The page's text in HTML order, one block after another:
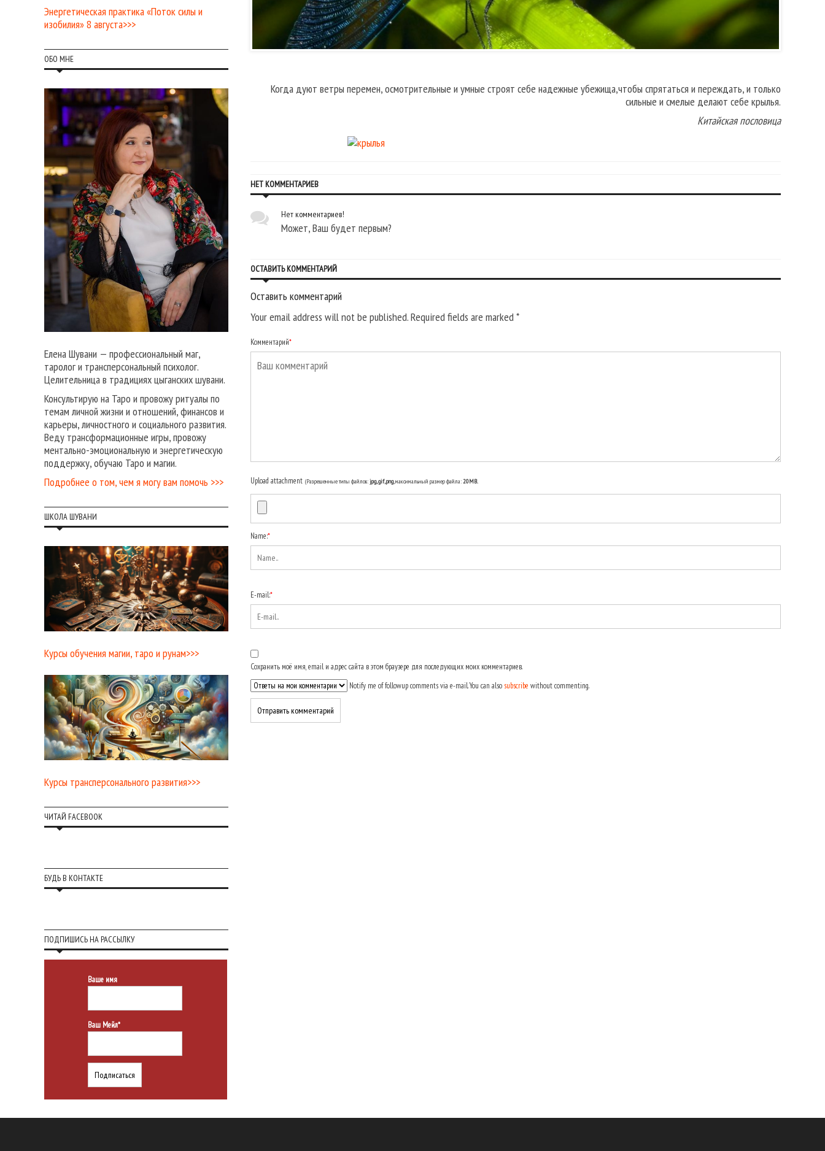
Когда дуют ветры перемен, осмотрительные и умные строят себе надежные убежища,чтобы спрятаться и переждать, и только
сильные и смелые делают себе крылья.
Китайская пословица
НЕТ КОММЕНТАРИЕВ
Нет комментариев!
Может, Ваш будет первым?
ОСТАВИТЬ КОММЕНТАРИЙ
Оставить комментарий
Your email address will not be published. Required fields are marked*
Комментарий*
Upload attachment (Разрешенные типы файлов:jpg, gif, png, максимальный размер файла:20MB.
Name:*
E-mail:*
Сохранить моё имя, email и адрес сайта в этом браузере для последующих моих комментариев.
Notify me of followup comments via e-mail. You can also subscribe without commenting.
Энергетическая практика «Поток силы и
изобилия» 8 августа>>>
ОБО МНЕ
Елена Шувани — профессиональный маг,
таролог и трансперсональный психолог.
Целительница в традициях цыганских шувани.
Консультирую на Таро и провожу ритуалы по
темам личной жизни и отношений, финансов и
карьеры, личностного и социального развития.
Веду трансформационные игры, провожу
ментально-эмоциональную и энергетическую
поддержку, обучаю Таро и магии.
Подробнее о том, чем я могу вам помочь >>>
ШКОЛА ШУВАНИ
Курсы обучения магии, таро и рунам>>>
Курсы трансперсонального развития>>>
ЧИТАЙ FACEBOOK
БУДЬ В КОНТАКТЕ
ПОДПИШИСЬ НА РАССЫЛКУ
Ваше имя
Ваш Мейл*